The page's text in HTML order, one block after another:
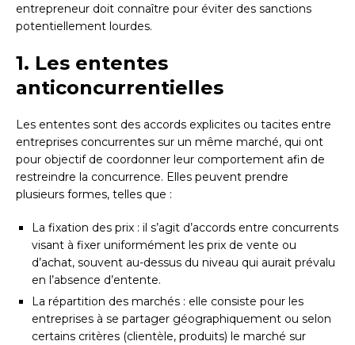
entrepreneur doit connaître pour éviter des sanctions
potentiellement lourdes.
1. Les ententes
anticoncurrentielles
Les ententes sont des accords explicites ou tacites entre
entreprises concurrentes sur un même marché, qui ont
pour objectif de coordonner leur comportement afin de
restreindre la concurrence. Elles peuvent prendre
plusieurs formes, telles que :
La fixation des prix : il s’agit d’accords entre concurrents
visant à fixer uniformément les prix de vente ou
d’achat, souvent au-dessus du niveau qui aurait prévalu
en l’absence d’entente.
La répartition des marchés : elle consiste pour les
entreprises à se partager géographiquement ou selon
certains critères (clientèle, produits) le marché sur